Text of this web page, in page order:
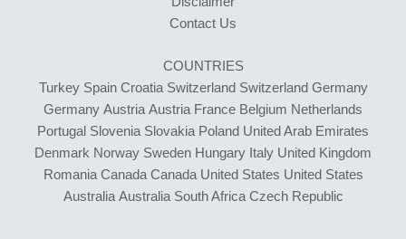
Contact Us
COUNTRIES
Turkey Spain Croatia Switzerland Switzerland Germany
Germany Austria Austria France Belgium Netherlands
Portugal Slovenia Slovakia Poland United Arab Emirates
Denmark Norway Sweden Hungary Italy United Kingdom
Romania Canada Canada United States United States
Australia Australia South Africa Czech Republic